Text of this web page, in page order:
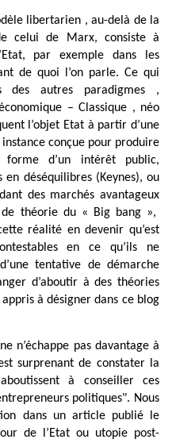
libertarien , au-delà de la
celui de Marx, consiste à
par exemple dans les
de quoi l’on parle. Ce qui
des autres paradigmes ,
– Classique , néo
l’objet Etat à partir d’une
conçue pour produire
d’un intérêt public,
déséquilibres (Keynes), ou
des marchés avantageux
de théorie du « Big bang »,
réalité en devenir qu’est
en ce qu’ils ne
tentative de démarche
d’aboutir à des théories
à désigner dans ce blog
n’échappe pas davantage à
surprenant de constater la
à conseiller ces
politiques". Nous
dans un article publié le
de l’Etat ou utopie post-